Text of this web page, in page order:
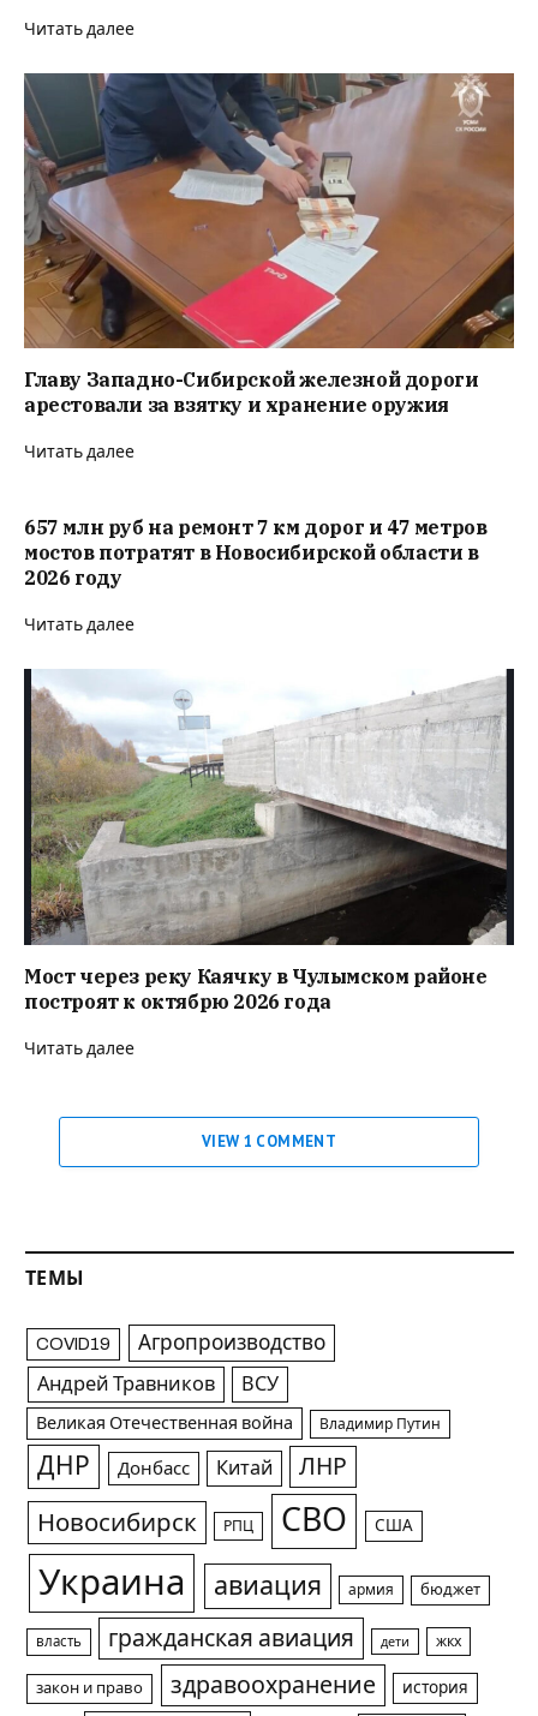
Читать далее
Главу Западно-Сибирской железной дороги
арестовали за взятку и хранение оружия
Читать далее
657 млн руб на ремонт 7 км дорог и 47 метров
мостов потратят в Новосибирской области в
2026 году
Читать далее
Мост через реку Каячку в Чулымском районе
построят к октябрю 2026 года
Читать далее
VIEW 1 COMMENT
ТЕМЫ
COVID19 Агропроизводство
Андрей Травников ВСУ
Великая Отечественная война Владимир Путин
ДНР Донбасс Китай ЛНР
Новосибирск РПЦ СВО США
Украина авиация армия бюджет
власть гражданская авиация дети жкх
закон и право здравоохранение история